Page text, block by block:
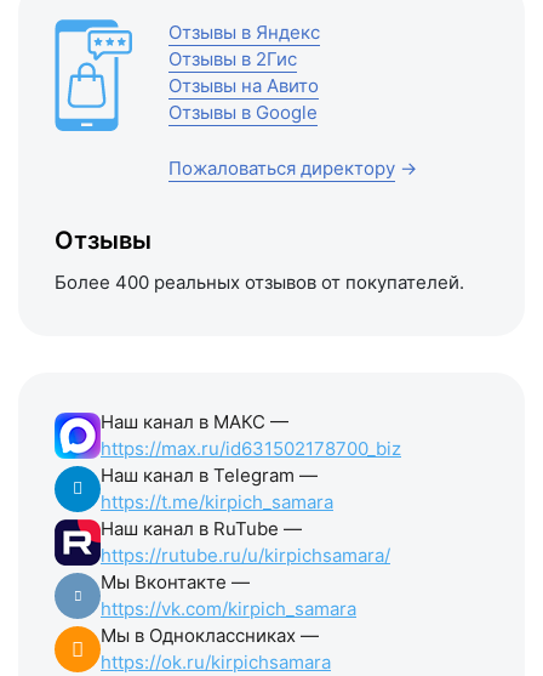
Отзывы в Яндекс
Отзывы в 2Гис
Отзывы на Авито
Отзывы в Google
Пожаловаться директору →
Отзывы
Более 400 реальных отзывов от покупателей.
Наш канал в МАКС —
https://max.ru/id631502178700_biz
Наш канал в Telegram —
https://t.me/kirpich_samara
Наш канал в RuTube —
https://rutube.ru/u/kirpichsamara/
Мы Вконтакте —
https://vk.com/kirpich_samara
Мы в Одноклассниках —
https://ok.ru/kirpichsamara